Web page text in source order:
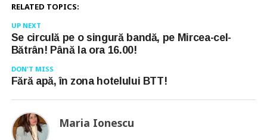
RELATED TOPICS:
UP NEXT
Se circulă pe o singură bandă, pe Mircea-cel-
Bătrân! Până la ora 16.00!
DON'T MISS
Fără apă, în zona hotelului BTT!
Maria Ionescu